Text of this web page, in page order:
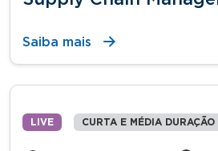
Saiba mais
LIVE CURTA E MÉDIA DURAÇÃO